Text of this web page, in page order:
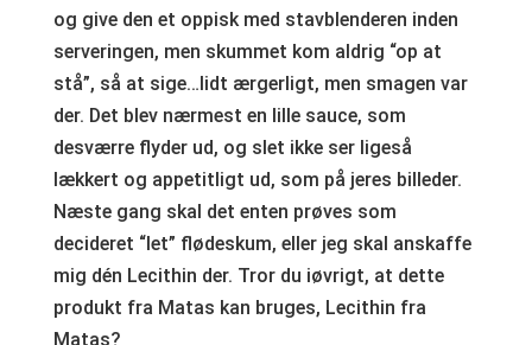
og give den et oppisk med stavblenderen inden
serveringen, men skummet kom aldrig “op at
stå”, så at sige…lidt ærgerligt, men smagen var
der. Det blev nærmest en lille sauce, som
desværre flyder ud, og slet ikke ser ligeså
lækkert og appetitligt ud, som på jeres billeder.
Næste gang skal det enten prøves som
decideret “let” flødeskum, eller jeg skal anskaffe
mig dén Lecithin der. Tror du iøvrigt, at dette
produkt fra Matas kan bruges, Lecithin fra
Matas?